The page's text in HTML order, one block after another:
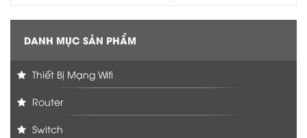
DANH MỤC SẢN PHẨM
Thiết Bị Mạng Wifi
Router
Switch